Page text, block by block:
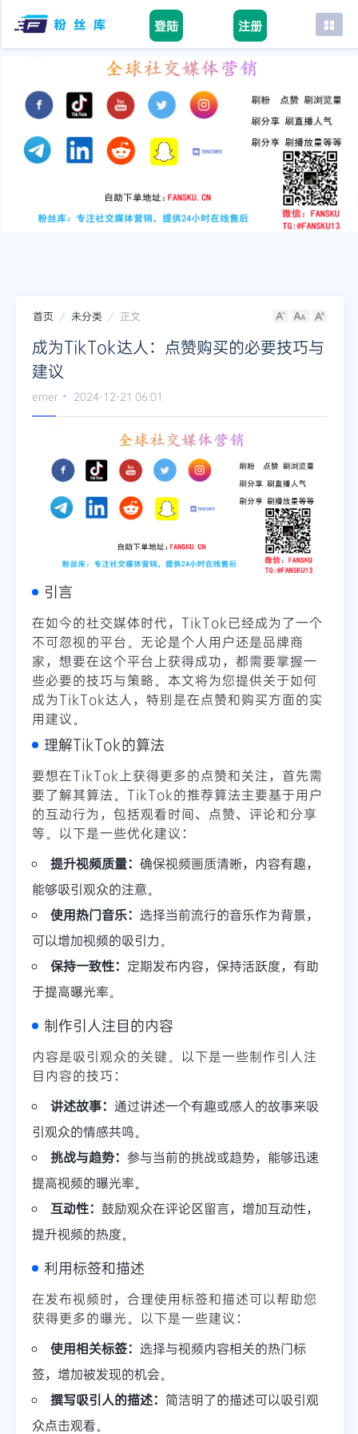
登陆 注册
首页
tiktok
youtube
instagram
首页 未分类 正文
成为TikTok达人：点赞购买的必要技巧与
建议
emer 2024-12-21 06:01
引言
在如今的社交媒体时代，TikTok已经成为了一个
不可忽视的平台。无论是个人用户还是品牌商
家，想要在这个平台上获得成功，都需要掌握一
些必要的技巧与策略。本文将为您提供关于如何
成为TikTok达人，特别是在点赞和购买方面的实
用建议。
理解TikTok的算法
要想在TikTok上获得更多的点赞和关注，首先需
要了解其算法。TikTok的推荐算法主要基于用户
的互动行为，包括观看时间、点赞、评论和分享
等。以下是一些优化建议：
提升视频质量： 确保视频画质清晰，内容有趣，
能够吸引观众的注意。
使用热门音乐： 选择当前流行的音乐作为背景，
可以增加视频的吸引力。
保持一致性： 定期发布内容，保持活跃度，有助
于提高曝光率。
制作引人注目的内容
内容是吸引观众的关键。以下是一些制作引人注
目内容的技巧：
讲述故事： 通过讲述一个有趣或感人的故事来吸
引观众的情感共鸣。
挑战与趋势： 参与当前的挑战或趋势，能够迅速
提高视频的曝光率。
互动性： 鼓励观众在评论区留言，增加互动性，
提升视频的热度。
利用标签和描述
在发布视频时，合理使用标签和描述可以帮助您
获得更多的曝光。以下是一些建议：
使用相关标签： 选择与视频内容相关的热门标
签，增加被发现的机会。
撰写吸引人的描述： 简洁明了的描述可以吸引观
众点击观看。